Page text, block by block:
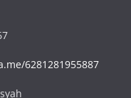
6281281955887